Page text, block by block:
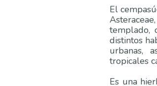
El
templado,
distintos
urbanas,
tropicales
Es una